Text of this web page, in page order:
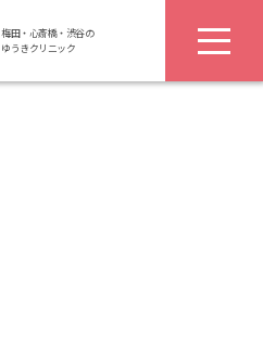
梅田・心斎橋・渋谷の
ゆうきクリニック